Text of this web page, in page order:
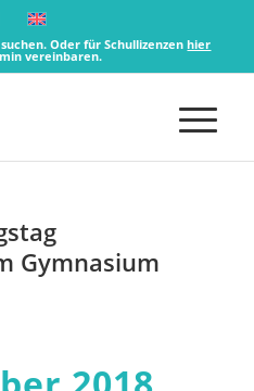
Oder für Schullizenzenhier
vereinbaren.
Gymnasium